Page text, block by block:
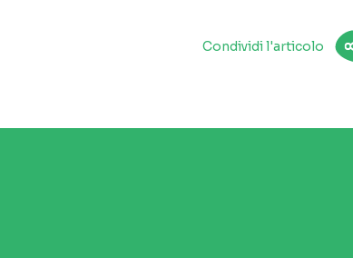
Condividi l'articolo